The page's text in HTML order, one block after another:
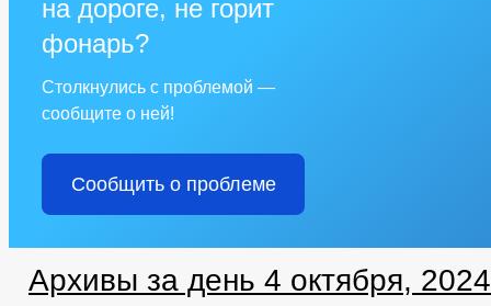
на дороге, не горит
фонарь?
Столкнулись с проблемой —
сообщите о ней!
Сообщить о проблеме
Архивы за день 4 октября, 2024